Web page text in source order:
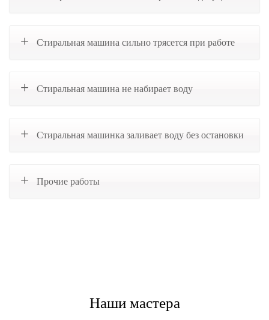
Стиральная машина сильно трясется при работе
Стиральная машина не набирает воду
Стиральная машинка заливает воду без остановки
Прочие работы
Наши мастера